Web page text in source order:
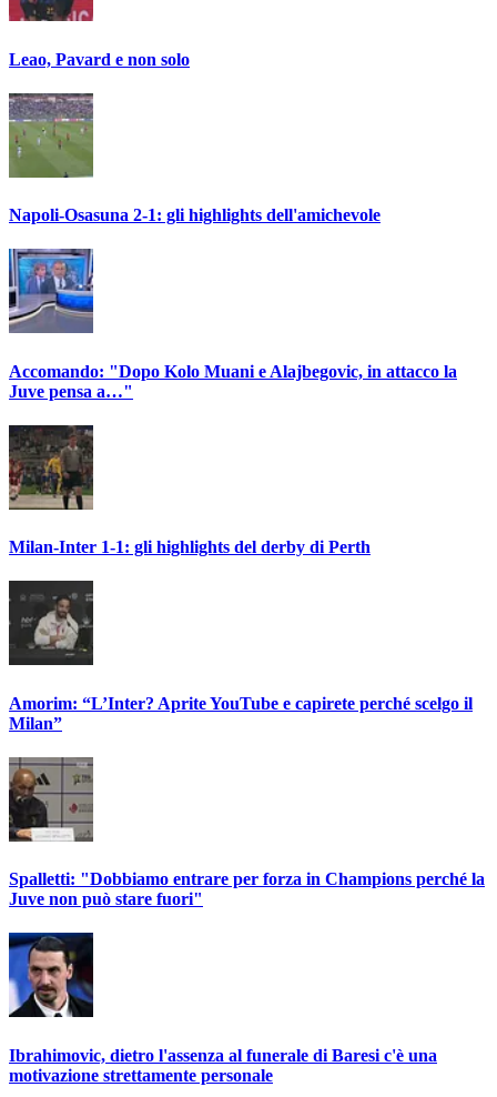
Leao, Pavard e non solo
Napoli-Osasuna 2-1: gli highlights dell'amichevole
Accomando: "Dopo Kolo Muani e Alajbegovic, in attacco la
Juve pensa a…"
Milan-Inter 1-1: gli highlights del derby di Perth
Amorim: “L’Inter? Aprite YouTube e capirete perché scelgo il
Milan”
Spalletti: "Dobbiamo entrare per forza in Champions perché la
Juve non può stare fuori"
Ibrahimovic, dietro l'assenza al funerale di Baresi c'è una
motivazione strettamente personale